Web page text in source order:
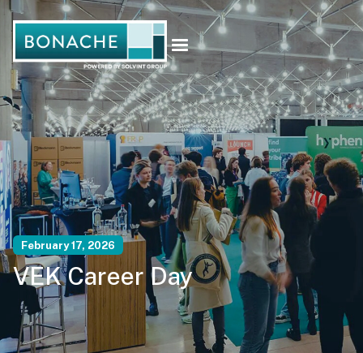
February 17, 2026
VEK Career Day